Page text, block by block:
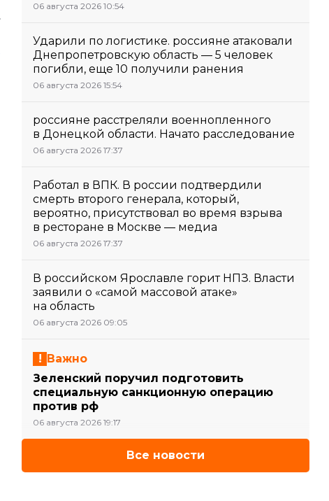
06 августа 2026 10:54
Ударили по логистике. россияне атаковали
Днепропетровскую область — 5 человек
погибли, еще 10 получили ранения
06 августа 2026 15:54
россияне расстреляли военнопленного
в Донецкой области. Начато расследование
06 августа 2026 17:37
Работал в ВПК. В россии подтвердили
смерть второго генерала, который,
вероятно, присутствовал во время взрыва
в ресторане в Москве — медиа
06 августа 2026 17:37
В российском Ярославле горит НПЗ. Власти
заявили о «самой массовой атаке»
на область
06 августа 2026 09:05
Важно
Зеленский поручил подготовить
специальную санкционную операцию
против рф
06 августа 2026 19:17
Все новости